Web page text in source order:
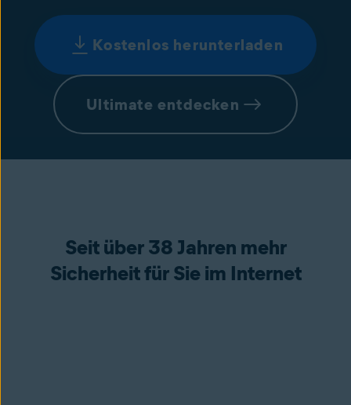
Kostenlos herunterladen
Ultimate entdecken
Seit über 38 Jahren mehr
Sicherheit für Sie im Internet